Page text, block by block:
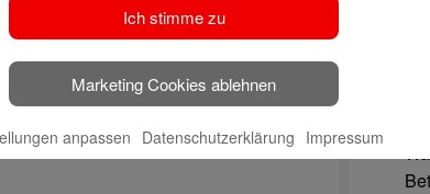
sie
Mehr lesen
geht an die Hermann-
Ich stimme zu
Marketing Cookies ablehnen
anpassen Datenschutzerklärung Impressum